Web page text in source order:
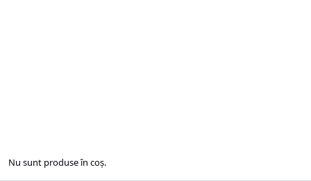
Nu sunt produse în coș.